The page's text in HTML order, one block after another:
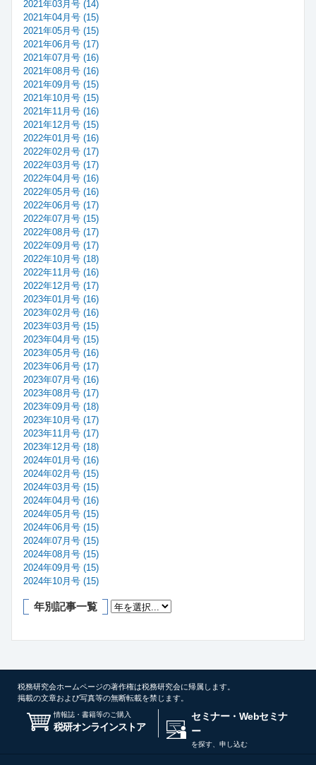
2021年03月号 (14)
2021年04月号 (15)
2021年05月号 (15)
2021年06月号 (17)
2021年07月号 (16)
2021年08月号 (16)
2021年09月号 (15)
2021年10月号 (15)
2021年11月号 (16)
2021年12月号 (15)
2022年01月号 (16)
2022年02月号 (17)
2022年03月号 (17)
2022年04月号 (16)
2022年05月号 (16)
2022年06月号 (17)
2022年07月号 (15)
2022年08月号 (17)
2022年09月号 (17)
2022年10月号 (18)
2022年11月号 (16)
2022年12月号 (17)
2023年01月号 (16)
2023年02月号 (16)
2023年03月号 (15)
2023年04月号 (15)
2023年05月号 (16)
2023年06月号 (17)
2023年07月号 (16)
2023年08月号 (17)
2023年09月号 (18)
2023年10月号 (17)
2023年11月号 (17)
2023年12月号 (18)
2024年01月号 (16)
2024年02月号 (15)
2024年03月号 (15)
2024年04月号 (16)
2024年05月号 (15)
2024年06月号 (15)
2024年07月号 (15)
2024年08月号 (15)
2024年09月号 (15)
2024年10月号 (15)
年別記事一覧
税務研究会ホームページの著作権は税務研究会に帰属します。
掲載の文章および写真等の無断転載を禁じます。
情報誌・書籍等のご購入
税研オンラインストア
セミナー・Webセミナ
ー
を探す、申し込む